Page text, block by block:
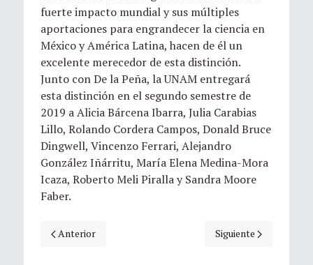
fuerte impacto mundial y sus múltiples
aportaciones para engrandecer la ciencia en
México y América Latina, hacen de él un
excelente merecedor de esta distinción.
Junto con De la Peña, la UNAM entregará
esta distinción en el segundo semestre de
2019 a Alicia Bárcena Ibarra, Julia Carabias
Lillo, Rolando Cordera Campos, Donald Bruce
Dingwell, Vincenzo Ferrari, Alejandro
González Iñárritu, María Elena Medina-Mora
Icaza, Roberto Meli Piralla y Sandra Moore
Faber.
Artículo anterior: El Dr. José Antonio de la Peña
Anterior Artículo siguiente: El
Siguiente